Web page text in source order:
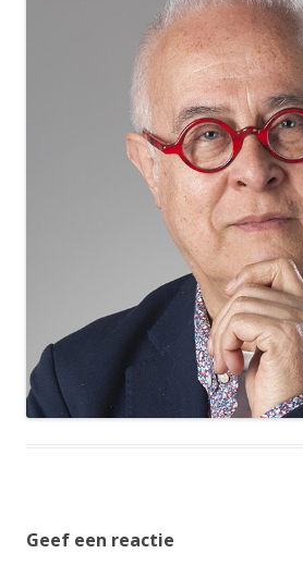
Geef een reactie